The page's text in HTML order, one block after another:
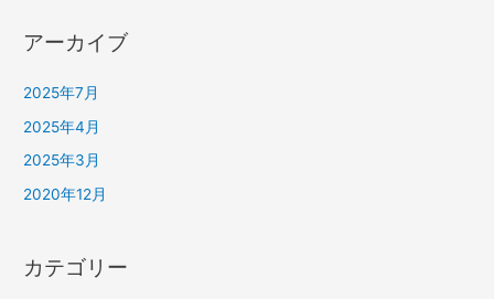
アーカイブ
2025年7月
2025年4月
2025年3月
2020年12月
カテゴリー